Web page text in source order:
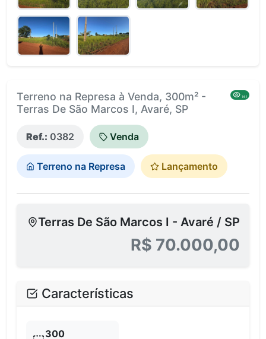
Terreno na Represa à Venda, 300m² -
Terras De São Marcos I, Avaré, SP
161
Ref.: 0382 Venda
Terreno na Represa Lançamento
Terras De São Marcos I - Avaré / SP
R$ 70.000,00
Características
300